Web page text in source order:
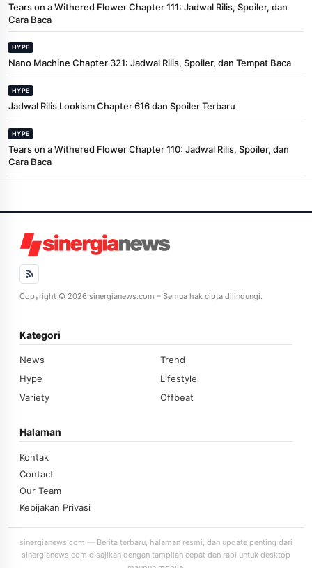
Tears on a Withered Flower Chapter 111: Jadwal Rilis, Spoiler, dan
Cara Baca
HYPE
Nano Machine Chapter 321: Jadwal Rilis, Spoiler, dan Tempat Baca
HYPE
Jadwal Rilis Lookism Chapter 616 dan Spoiler Terbaru
HYPE
Tears on a Withered Flower Chapter 110: Jadwal Rilis, Spoiler, dan
Cara Baca
Copyright © 2026 sinergianews.com – Semua hak cipta dilindungi.
Kategori
News
Trend
Hype
Lifestyle
Variety
Offbeat
Halaman
Kontak
Contact
Our Team
Kebijakan Privasi
sinergianews.com — Berita terbaru, halaman resmi, dan update penting dari
sinergianews.com disajikan dengan tampilan cepat dan rapi untuk desktop